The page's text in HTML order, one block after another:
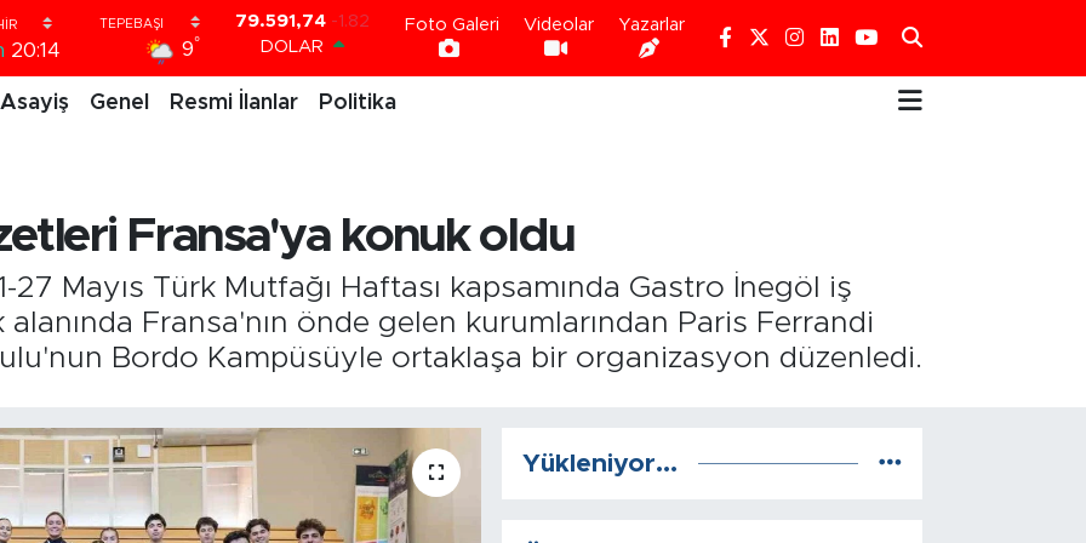
20:14 9°
DOLAR
45,43620 0.02
EURO
53,38690 0.19
BİST100
14.598,00
0
BITCOIN
79.591,74
Foto Galeri Videolar Yazarlar
Asayiş Genel Resmi İlanlar Politika
Fransa'ya konuk oldu
Mayıs Türk Mutfağı Haftası kapsamında Gastro İnegöl iş
alanında Fransa'nın önde gelen kurumlarından Paris Ferrandi
Bordo Kampüsüyle ortaklaşa bir organizasyon düzenledi.
Yükleniyor...